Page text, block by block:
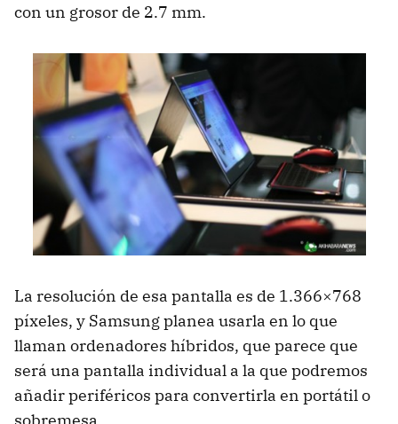
con un grosor de 2.7 mm.
La resolución de esa pantalla es de 1.366×768
píxeles, y Samsung planea usarla en lo que
llaman ordenadores híbridos, que parece que
será una pantalla individual a la que podremos
añadir periféricos para convertirla en portátil o